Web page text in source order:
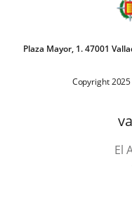
Plaza Mayor, 1. 47001
Copyright
El